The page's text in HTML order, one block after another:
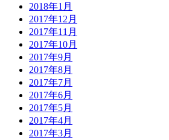
2018年1月
2017年12月
2017年11月
2017年10月
2017年9月
2017年8月
2017年7月
2017年6月
2017年5月
2017年4月
2017年3月